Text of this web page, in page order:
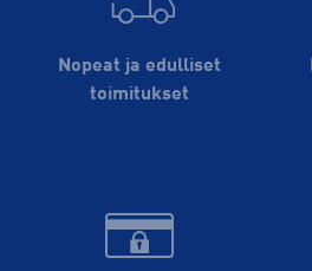
Nopeat ja edulliset
toimitukset